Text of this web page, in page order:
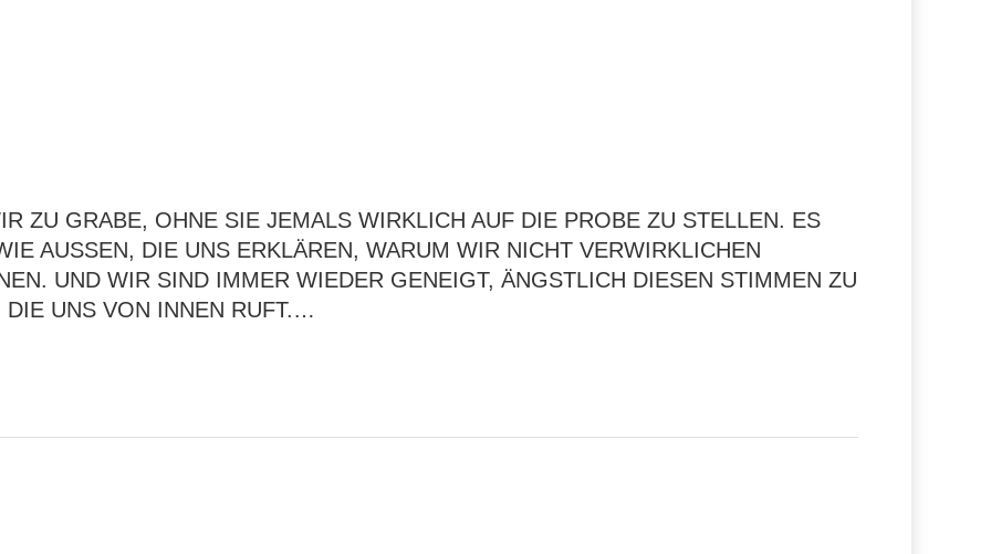
ZU GRABE, OHNE SIE JEMALS WIRKLICH AUF DIE PROBE ZU STELLEN. ES
AUSSEN, DIE UNS ERKLÄREN, WARUM WIR NICHT VERWIRKLICHEN K
UND WIR SIND IMMER WIEDER GENEIGT, ÄNGSTLICH DIESEN STIMMEN ZU V
UNS VON INNEN RUFT.…